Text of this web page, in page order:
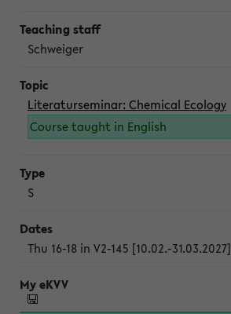
Schweiger
Literaturseminar: Chemical Ecology
Course taught in English
S
Thu 16-18 in V2-145 [10.02.-31.03.2027]